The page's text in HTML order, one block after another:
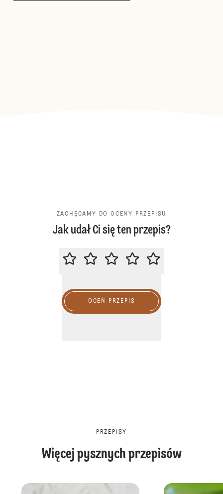
ZACHĘCAMY DO OCENY PRZEPISU
Jak udał Ci się ten przepis?
ZACHĘCAMY DO OCENY
OCEŃ PRZEPIS
PRZEPISY
Więcej pysznych przepisów